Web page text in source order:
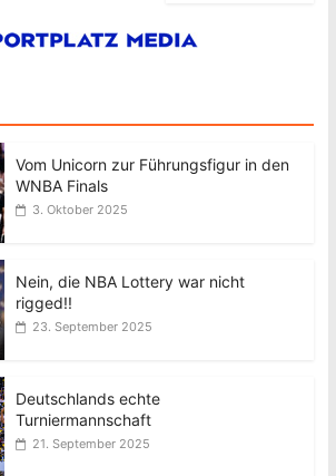
Vom Unicorn zur Führungsfigur in den
WNBA Finals
3. Oktober 2025
Nein, die NBA Lottery war nicht
rigged!!
23. September 2025
Deutschlands echte
Turniermannschaft
21. September 2025